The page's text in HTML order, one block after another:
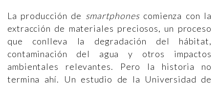
La producción de smartphonescomienza con la
extracción de materiales preciosos, un proceso
que conlleva la degradación del hábitat,
contaminación del agua y otros impactos
ambientales relevantes. Pero la historia no
termina ahí. Un estudio de la Universidad de